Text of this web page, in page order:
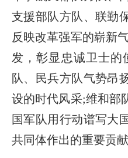
支援部队方队、联勤
反映改革强军的崭新
发，彰显忠诚卫士
队、民兵方队气势昂
设的时代风采;维和部
国军队用行动谱写大
共同体作出的重要贡献